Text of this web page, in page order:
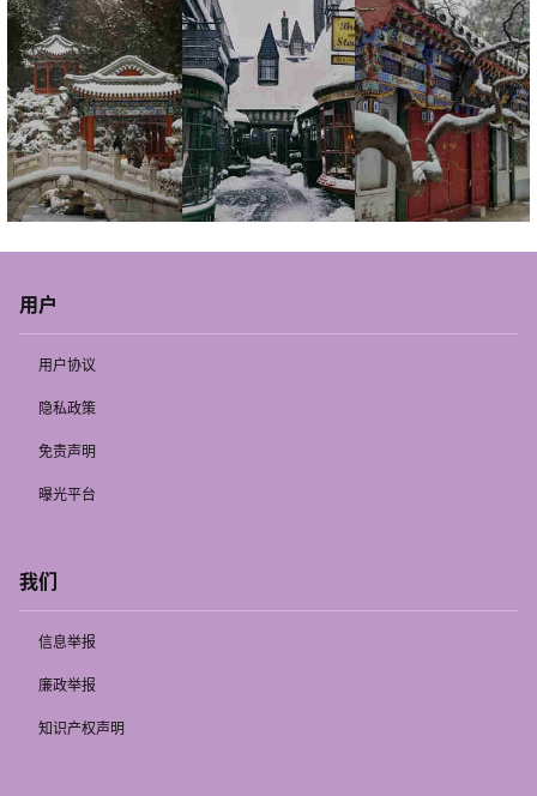
用户
用户协议
隐私政策
免责声明
曝光平台
我们
信息举报
廉政举报
知识产权声明